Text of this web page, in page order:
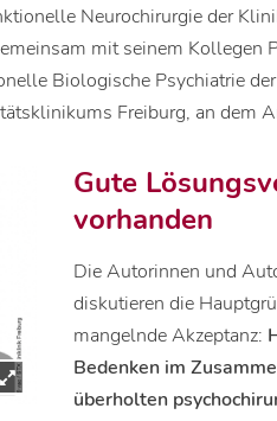
Neurochirurgie der
mit seinem Kollegen
Biologische Psychiatrie
Freiburg, an dem
Gute
vorhanden
Die Autorinnen und
diskutieren die
mangelnde Akzeptanz:
Bedenken im
überholten